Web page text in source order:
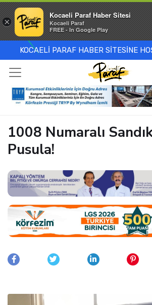
KOCAELİ PARAF HABER SİTESİNE
1008 Numaralı
Pusula!
×
Kocaeli Paraf Haber Sitesi
Kocaeli Paraf
FREE - In Google Play